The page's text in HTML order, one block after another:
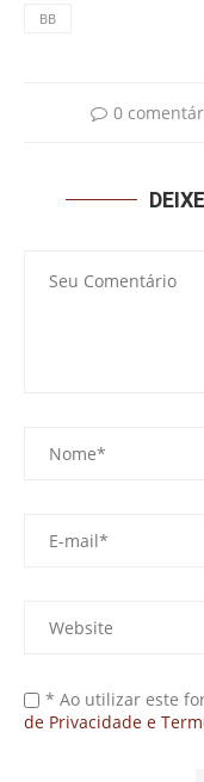
BB
0
* Ao utilizar este
de Privacidade e